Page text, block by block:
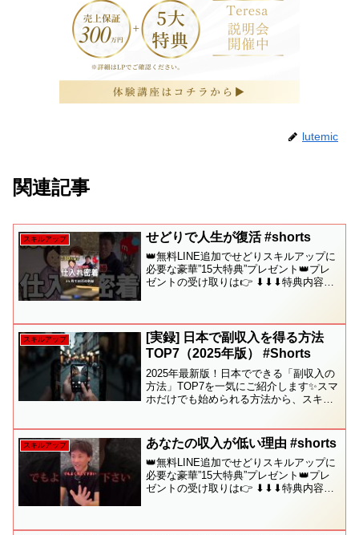
lutemic
関連記事
スキルアップ せどりで人生が復活 #shorts
👑無料LINE追加でせどりスキルアップに
必要な豪華”15大特典”プレゼント👑プレ
ゼントの受け取りは👉 ⬇︎⬇︎⬇︎特典内容の
達成した方法〜✅［2］メルカリ在...
スキルアップ
[実録] 日本で副収入を得る方法
TOP7（2025年版） #Shorts
2025年最新版！日本でできる「副収入の
方法」TOP7を一気にご紹介します✨スマ
ホだけでも始められる方法から、スキル
ードデリバリー（Uber Eatsなど）🔹
ス...
スキルアップ あなたの収入が低い理由 #shorts
👑無料LINE追加でせどりスキルアップに
必要な豪華”15大特典”プレゼント👑プレ
ゼントの受け取りは👉 ⬇︎⬇︎⬇︎特典内容の
達成した方法〜✅［2］メルカリ在...